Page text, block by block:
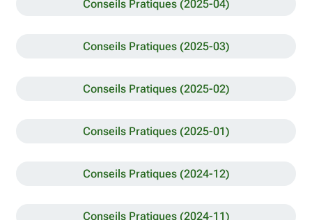
Conseils Pratiques (2025-04)
Conseils Pratiques (2025-03)
Conseils Pratiques (2025-02)
Conseils Pratiques (2025-01)
Conseils Pratiques (2024-12)
Conseils Pratiques (2024-11)